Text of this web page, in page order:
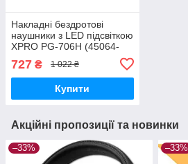
Накладні бездротові
наушники з LED підсвіткою
XPRO PG-706H (45064-
727 ₴ 1 022 ₴
Купити
Акційні пропозиції та новинки
–33% –33%